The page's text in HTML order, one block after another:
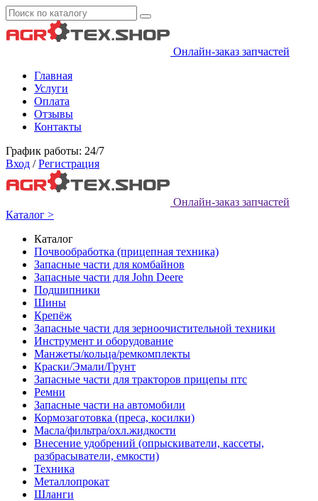
Онлайн-заказ запчастей
Главная
Услуги
Оплата
Отзывы
Контакты
График работы: 24/7
Вход / Регистрация
Онлайн-заказ запчастей
Каталог >
Каталог
Почвообработка (прицепная техника)
Запасные части для комбайнов
Запасные части для John Deere
Подшипники
Шины
Крепёж
Запасные части для зерноочистительной техники
Инструмент и оборудование
Манжеты/кольца/ремкомплекты
Краски/Эмали/Грунт
Запасные части для тракторов прицепы птс
Ремни
Запасные части на автомобили
Кормозаготовка (преса, косилки)
Масла/фильтра/охл.жидкости
Внесение удобрений (опрыскиватели, кассеты,
разбрасыватели, емкости)
Техника
Металлопрокат
Шланги